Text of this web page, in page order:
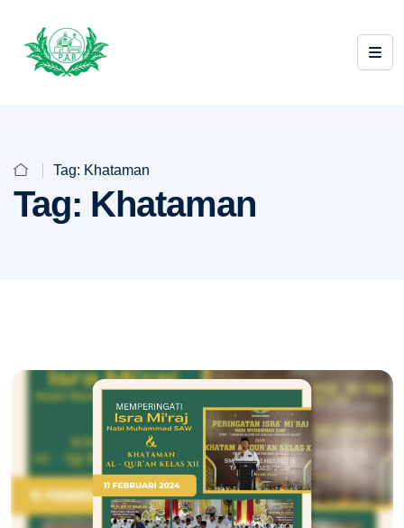
Tag: Khataman
Tag: Khataman